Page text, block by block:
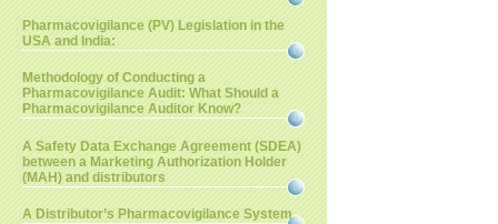
Pharmacovigilance (PV) Legislation in the
USA and India:
Methodology of Conducting a
Pharmacovigilance Audit: What Should a
Pharmacovigilance Auditor Know?
A Safety Data Exchange Agreement (SDEA)
between a Marketing Authorization Holder
(MAH) and distributors
A Distributor’s Pharmacovigilance System